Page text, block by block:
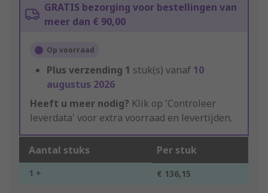
GRATIS bezorging voor bestellingen van
meer dan € 90,00
Op voorraad
Plus verzending 1 stuk(s) vanaf 10
augustus 2026
Heeft u meer nodig? Klik op 'Controleer
leverdata' voor extra voorraad en levertijden.
Aantal stuks Per stuk
1 + € 136,15